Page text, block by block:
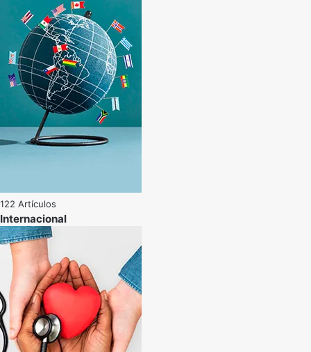
122 Artículos
Internacional